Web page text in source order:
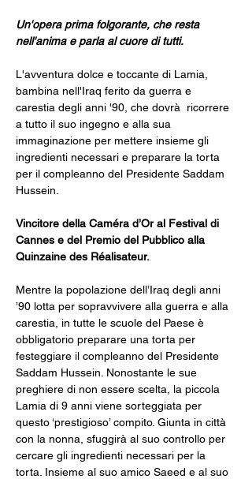
Un'opera prima folgorante, che resta
nell'anima e parla al cuore di tutti.
L'avventura dolce e toccante di Lamia,
bambina nell'Iraq ferito da guerra e
carestia degli anni '90, che dovrà  ricorrere
a tutto il suo ingegno e alla sua
immaginazione per mettere insieme gli
ingredienti necessari e preparare la torta
per il compleanno del Presidente Saddam
Hussein.
Vincitore della Caméra d’Or al Festival di
Cannes e del Premio del Pubblico alla
Quinzaine des Réalisateur.
Mentre la popolazione dell’Iraq degli anni
’90 lotta per sopravvivere alla guerra e alla
carestia, in tutte le scuole del Paese è
obbligatorio preparare una torta per
festeggiare il compleanno del Presidente
Saddam Hussein. Nonostante le sue
preghiere di non essere scelta, la piccola
Lamia di 9 anni viene sorteggiata per
questo ‘prestigioso’ compito. Giunta in città
con la nonna, sfuggirà al suo controllo per
cercare gli ingredienti necessari per la
torta. Insieme al suo amico Saeed e al suo